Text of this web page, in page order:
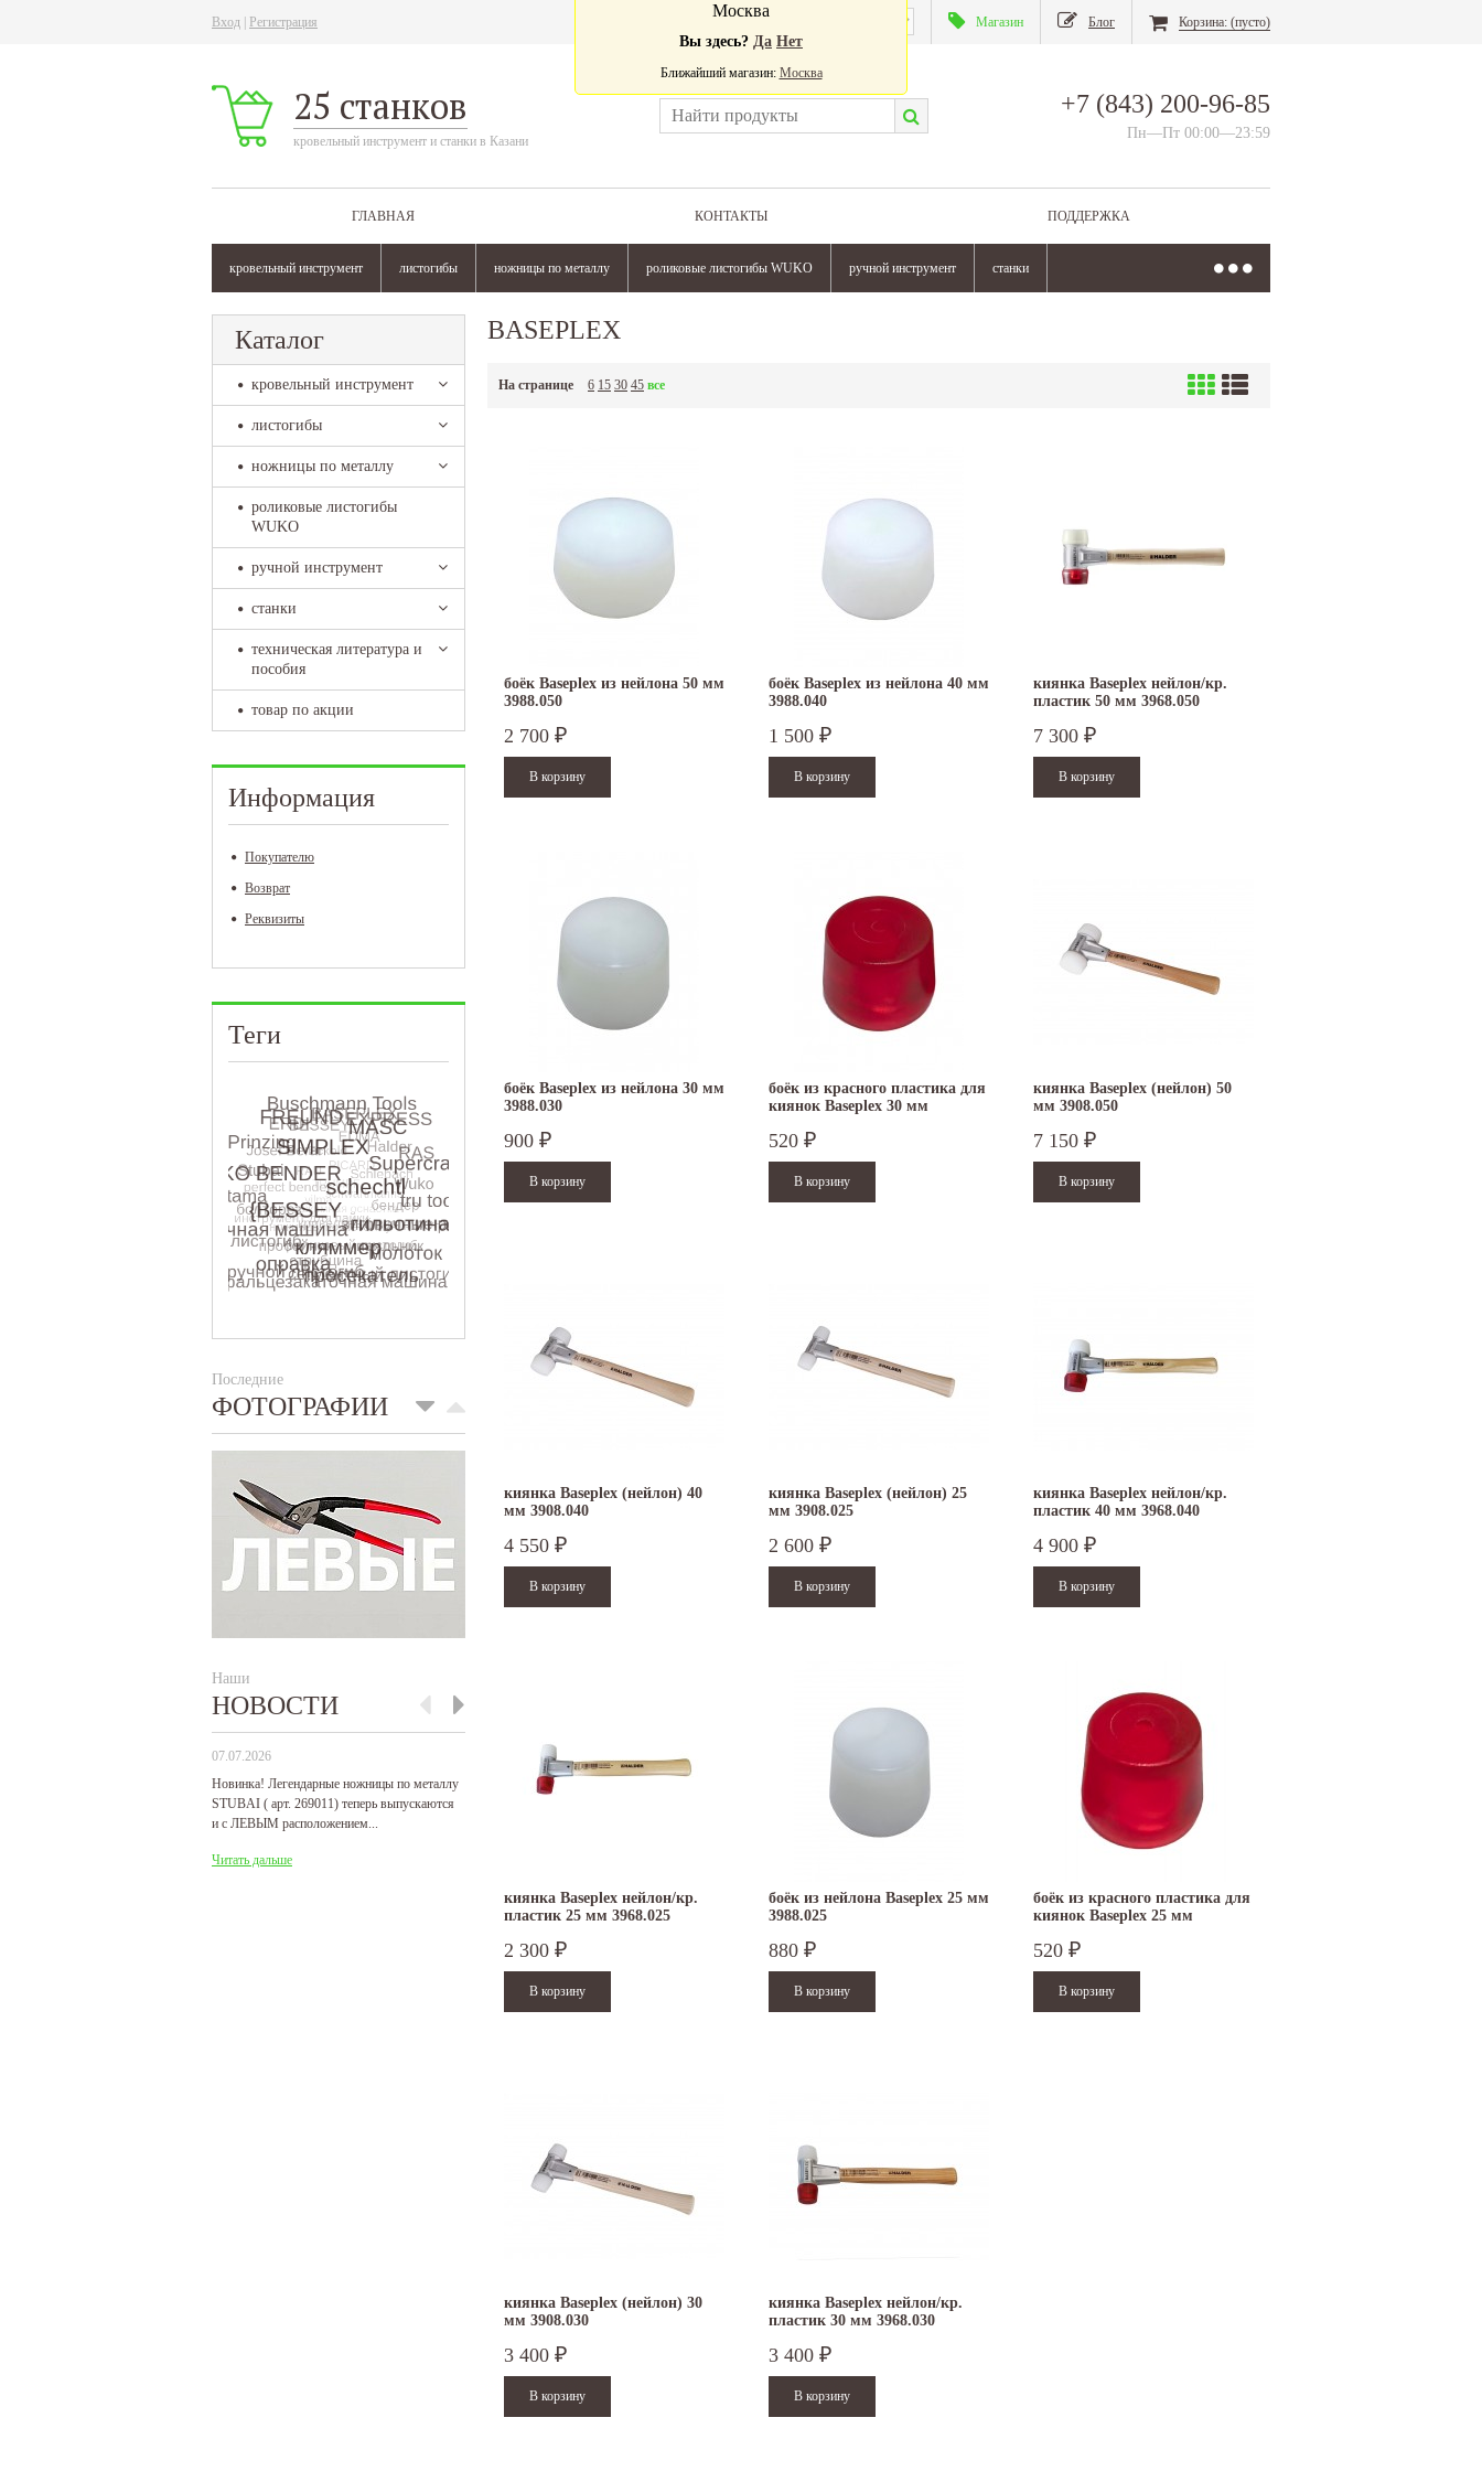
Вход Регистрация Магазин Блог Корзина: (пусто)
25 станков
кровельный инструмент и станки в Казани
+7 (843) 200-96-85
Пн—Пт 00:00—23:59
ГЛАВНАЯ КОНТАКТЫ ПОДДЕРЖКА
кровельный инструмент листогибы ножницы по металлу роликовые листогибы WUKO ручной инструмент станки
Москва
Вы здесь? Да Нет
Ближайший магазин: Москва
Каталог
кровельный инструмент
листогибы
ножницы по металлу
роликовые листогибы
WUKO
ручной инструмент
станки
техническая литература и
пособия
товар по акции
Информация
Покупателю
Возврат
Реквизиты
Теги
Последние
ФОТОГРАФИИ
Наши
НОВОСТИ
07.07.2026
Новинка! Легендарные ножницы по металлу
STUBAI ( арт. 269011) теперь выпускаются
и с ЛЕВЫМ расположением...
Читать дальше
29.12.2025
Режим работы офисов в новогодние
30 апреля - работаем в обычном режиме с
01 по 04 мая - выходные дни с 05 по 07 мая
- работаем в обычном режиме с 08 по...
Приглашаем посетить наш стенд на 30-й
Международной промышленной выставке
"Металл-Экспо'2024", которая пройдет...
BASEPLEX
На странице 6 15 30 45 все
боёк Baseplex из нейлона 50 мм
3988.050
2 700 ₽
боёк Baseplex из нейлона 40 мм
3988.040
1 500 ₽
киянка Baseplex нейлон/кр.
пластик 50 мм 3968.050
7 300 ₽
боёк Baseplex из нейлона 30 мм
3988.030
900 ₽
боёк из красного пластика для
киянок Baseplex 30 мм
520 ₽
киянка Baseplex (нейлон) 50
мм 3908.050
7 150 ₽
киянка Baseplex (нейлон) 40
мм 3908.040
4 550 ₽
киянка Baseplex (нейлон) 25
мм 3908.025
2 600 ₽
киянка Baseplex нейлон/кр.
пластик 40 мм 3968.040
4 900 ₽
киянка Baseplex нейлон/кр.
пластик 25 мм 3968.025
2 300 ₽
боёк из нейлона Baseplex 25 мм
3988.025
880 ₽
боёк из красного пластика для
киянок Baseplex 25 мм
520 ₽
киянка Baseplex (нейлон) 30
мм 3908.030
3 400 ₽
киянка Baseplex нейлон/кр.
пластик 30 мм 3968.030
3 400 ₽